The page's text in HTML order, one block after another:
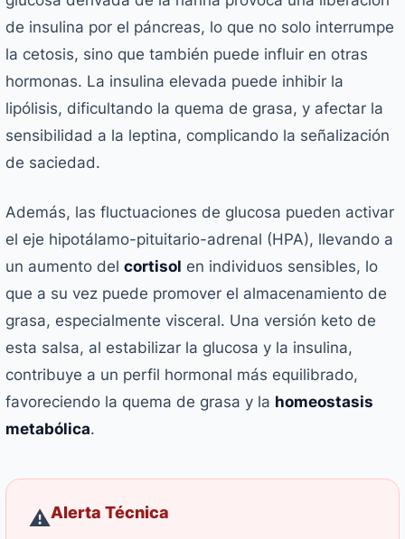
de insulina por el páncreas, lo que no solo interrumpe
la cetosis, sino que también puede influir en otras
hormonas. La insulina elevada puede inhibir la
lipólisis, dificultando la quema de grasa, y afectar la
sensibilidad a la leptina, complicando la señalización
de saciedad.
Además, las fluctuaciones de glucosa pueden activar
el eje hipotálamo-pituitario-adrenal (HPA), llevando a
un aumento del cortisol en individuos sensibles, lo
que a su vez puede promover el almacenamiento de
grasa, especialmente visceral. Una versión keto de
esta salsa, al estabilizar la glucosa y la insulina,
contribuye a un perfil hormonal más equilibrado,
favoreciendo la quema de grasa y la homeostasis
metabólica.
⚠️Alerta Técnica